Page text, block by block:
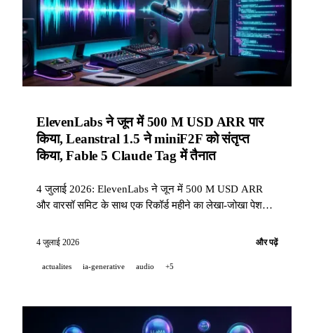
ElevenLabs ने जून में 500 M USD ARR पार
किया, Leanstral 1.5 ने miniF2F को संतृप्त
किया, Fable 5 Claude Tag में तैनात
4 जुलाई 2026: ElevenLabs ने जून में 500 M USD ARR
और वारसॉ समिट के साथ एक रिकॉर्ड महीने का लेखा-जोखा पेश
औपचारिक सत्यापन में SOTA है; Fable 5 Claude Tag में शामिल
Fable 5 ट्रेस डिस्टिल करके शून्य hallucination हासिल की।
4 जुलाई 2026 और पढ़ें
actualites ia-generative audio +5